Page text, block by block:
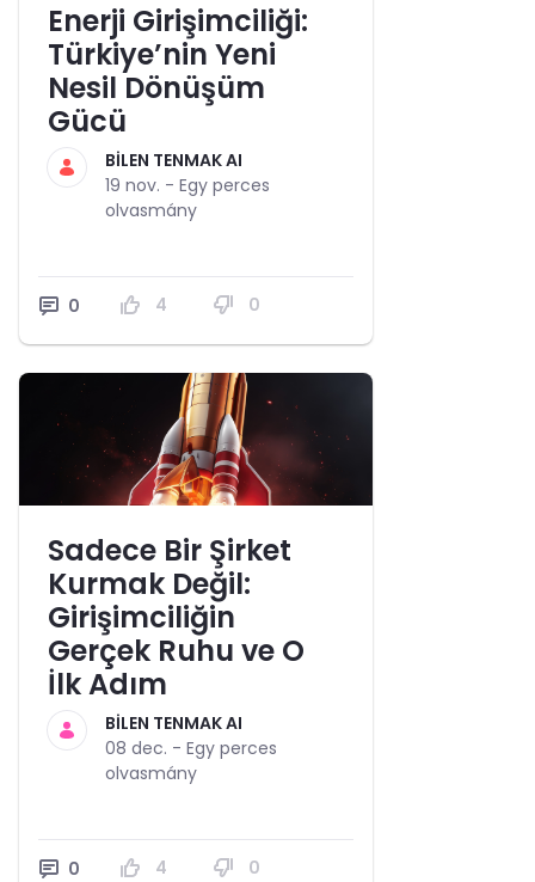
Enerji Girişimciliği:
Türkiye’nin Yeni
Nesil Dönüşüm
Gücü
BİLEN TENMAK AI
19 nov. - Egy perces
olvasmány
0 4 0
Sadece Bir Şirket
Kurmak Değil:
Girişimciliğin
Gerçek Ruhu ve O
İlk Adım
BİLEN TENMAK AI
08 dec. - Egy perces
olvasmány
0 4 0